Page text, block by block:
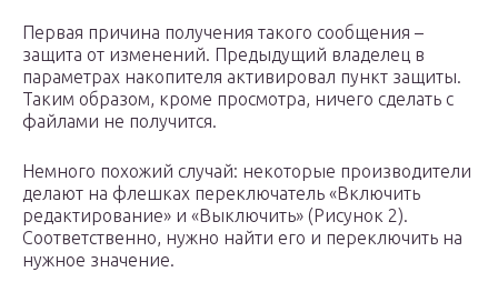
Первая причина получения такого сообщения –
защита от изменений. Предыдущий владелец в
параметрах накопителя активировал пункт защиты.
Таким образом, кроме просмотра, ничего сделать с
файлами не получится.
Немного похожий случай: некоторые производители
делают на флешках переключатель «Включить
редактирование» и «Выключить» (Рисунок 2).
Соответственно, нужно найти его и переключить на
нужное значение.